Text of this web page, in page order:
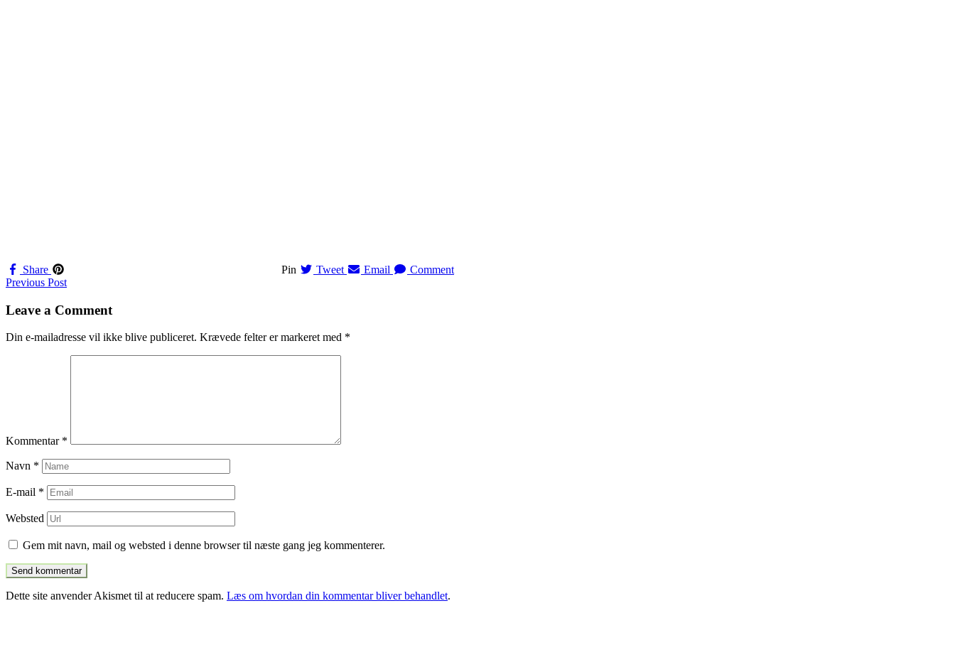
Share Pin Tweet Email Comment
Navigation
til
Previous Post
Leave a Comment
Din e-mailadresse vil ikke blive publiceret. Krævede felter er markeret med *
Kommentar *
Navn *
E-mail *
Websted
Gem mit navn, mail og websted i denne browser til næste gang jeg kommenterer.
Dette site anvender Akismet til at reducere spam. Læs om hvordan din kommentar bliver behandlet.